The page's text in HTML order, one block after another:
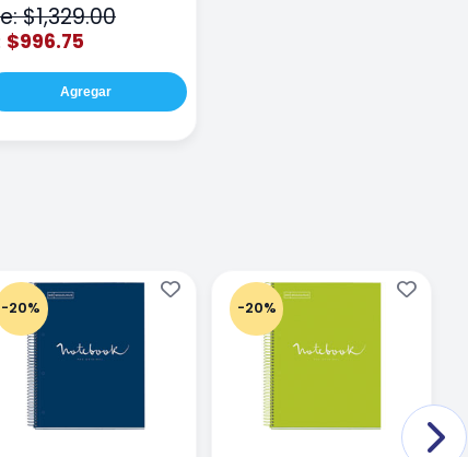
$1,329.00
$996.75
Agregar
-20% -20%